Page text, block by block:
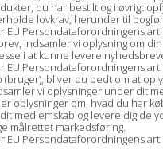
du har bestilt og i øvrigt
lovkrav, herunder til
Persondataforordningens art
indsamler vi oplysning om
i at kunne levere
Persondataforordningens art
bliver du bedt om at
vi oplysninger under dit
oplysninger om, hvad du har
medlemskab og levere dig
målrettet markedsføring.
Persondataforordningens